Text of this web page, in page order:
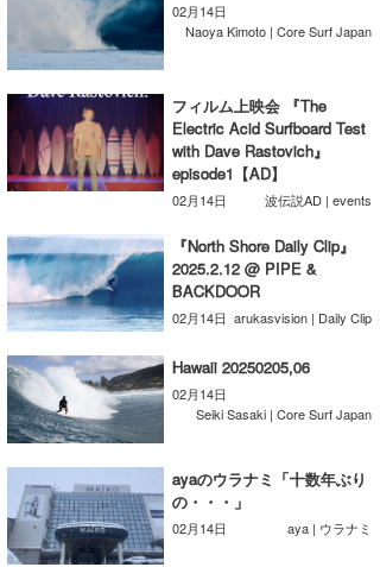
02月14日
Naoya Kimoto | Core Surf Japan
フィルム上映会 『The
Electric Acid Surfboard Test
with Dave Rastovich』
episode1【AD】
02月14日 波伝説AD | events
『North Shore Daily Clip』
2025.2.12 @ PIPE &
BACKDOOR
02月14日 arukasvision | Daily Clip
Hawaii 20250205,06
02月14日
Seiki Sasaki | Core Surf Japan
ayaのウラナミ「十数年ぶり
の・・・」
02月14日 aya | ウラナミ
YUKI☆
ハンマー
まっきー
三輪予報士
小川予報士
上田純子
上條将美
唐澤予報士
ゴン